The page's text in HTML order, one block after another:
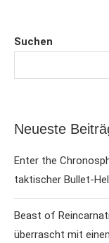
Suchen
Neueste
Enter the
taktischer Bullet-
Beast of
überrascht mit